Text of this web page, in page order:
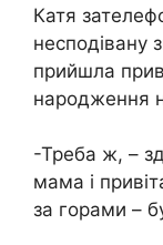
Катя
несподівану
прийшла
народження
-Треба ж, –
мама і
за горами –